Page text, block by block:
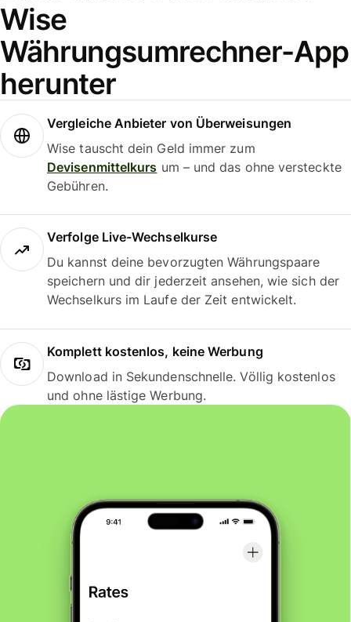
Wise
Währungsumrechner-App
herunter
Vergleiche Anbieter von Überweisungen
Wise tauscht dein Geld immer zum
Devisenmittelkurs um – und das ohne versteckte
Gebühren.
Verfolge Live-Wechselkurse
Du kannst deine bevorzugten Währungspaare
speichern und dir jederzeit ansehen, wie sich der
Wechselkurs im Laufe der Zeit entwickelt.
Komplett kostenlos, keine Werbung
Download in Sekundenschnelle. Völlig kostenlos
und ohne lästige Werbung.